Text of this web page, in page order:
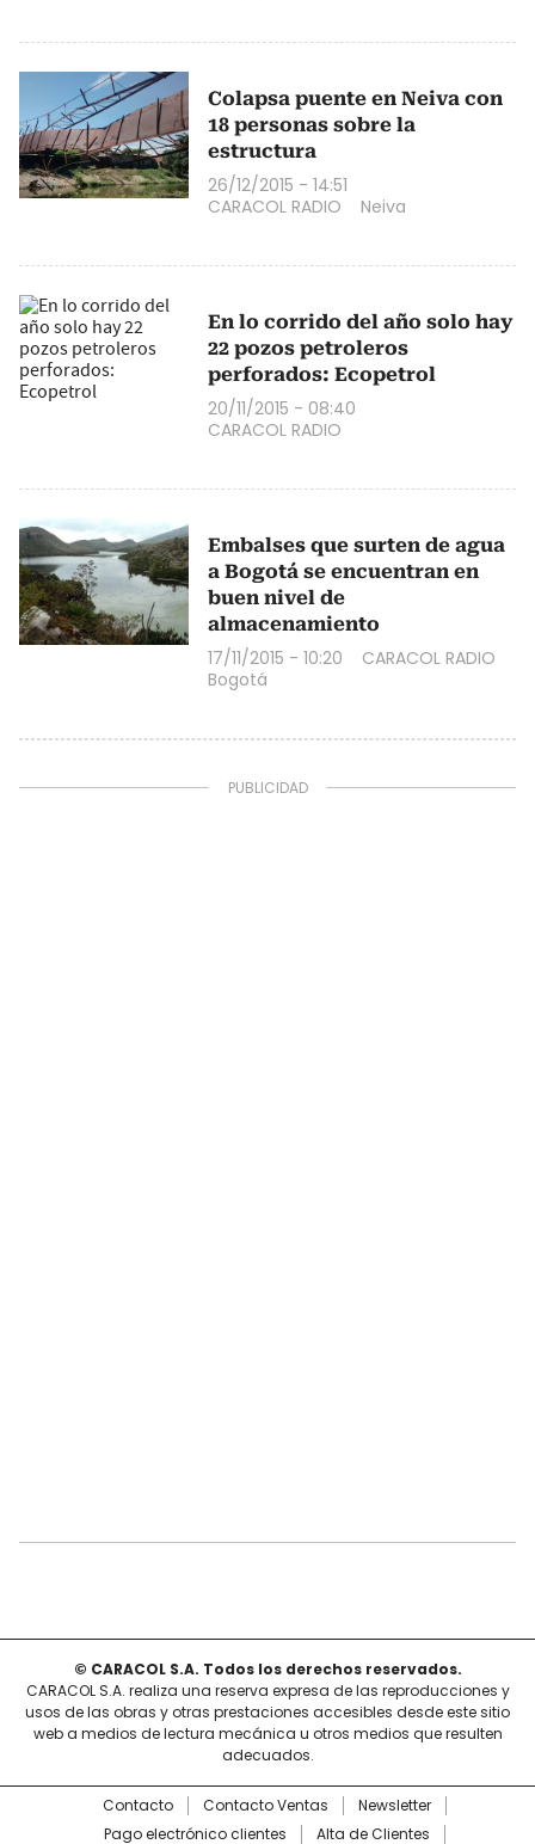
Colapsa puente en Neiva con
18 personas sobre la
estructura
26/12/2015 - 14:51
CARACOL RADIO
Neiva
En lo corrido del año solo hay
22 pozos petroleros
perforados: Ecopetrol
20/11/2015 - 08:40
CARACOL RADIO
Embalses que surten de agua
a Bogotá se encuentran en
buen nivel de
almacenamiento
17/11/2015 - 10:20
CARACOL RADIO
Bogotá
© CARACOL S.A. Todos los derechos reservados.
CARACOL S.A. realiza una reserva expresa de las reproducciones y
usos de las obras y otras prestaciones accesibles desde este sitio
web a medios de lectura mecánica u otros medios que resulten
adecuados.
Contacto Contacto Ventas
Newsletter
Pago electrónico clientes
Alta de Clientes